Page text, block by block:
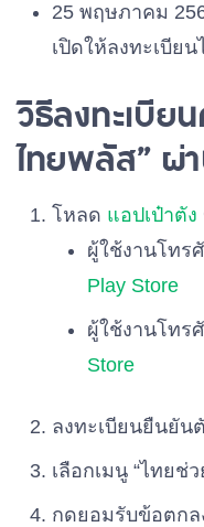
25 พฤษภาคม
เปิดให้ลงทะเบีย
วิธีลงทะเบีย
ไทยพลัส” ผ่
โหลด แอปเป๋าตัง
ผู้ใช้งานโทร
Play Store
ผู้ใช้งานโทร
Store
ลงทะเบียนยืนยัน
เลือกเมนู “ไทยช่
กดยอมรับข้อตกล